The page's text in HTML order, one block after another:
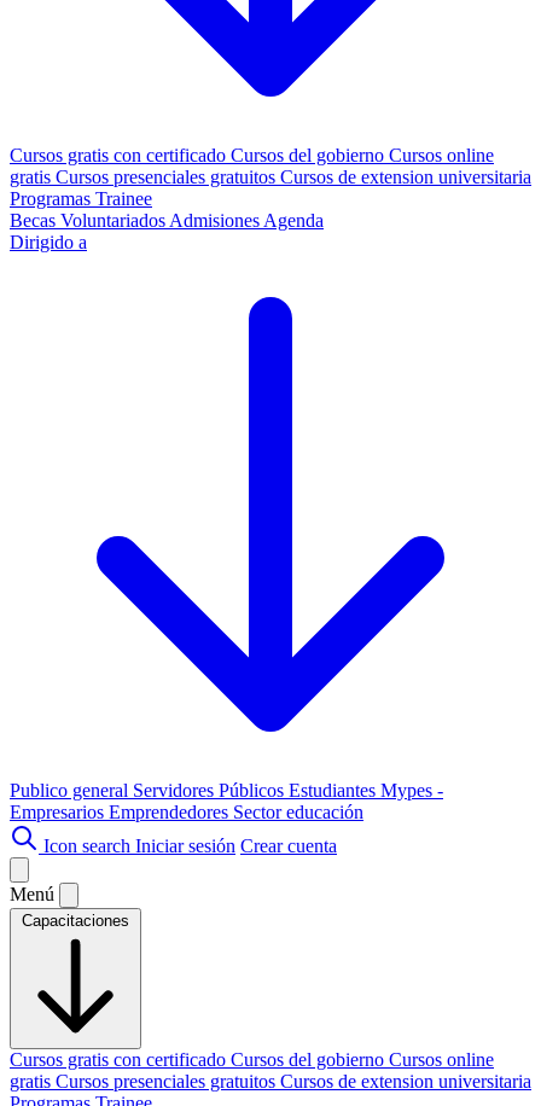
Cursos gratis con certificado Cursos del gobierno Cursos online
gratis Cursos presenciales gratuitos Cursos de extension universitaria
Programas Trainee
Becas Voluntariados Admisiones Agenda
Dirigido a
Publico general Servidores Públicos Estudiantes Mypes -
Empresarios Emprendedores Sector educación
Icon search Iniciar sesión Crear cuenta
Menú
Capacitaciones
Cursos gratis con certificado Cursos del gobierno Cursos online
gratis Cursos presenciales gratuitos Cursos de extension universitaria